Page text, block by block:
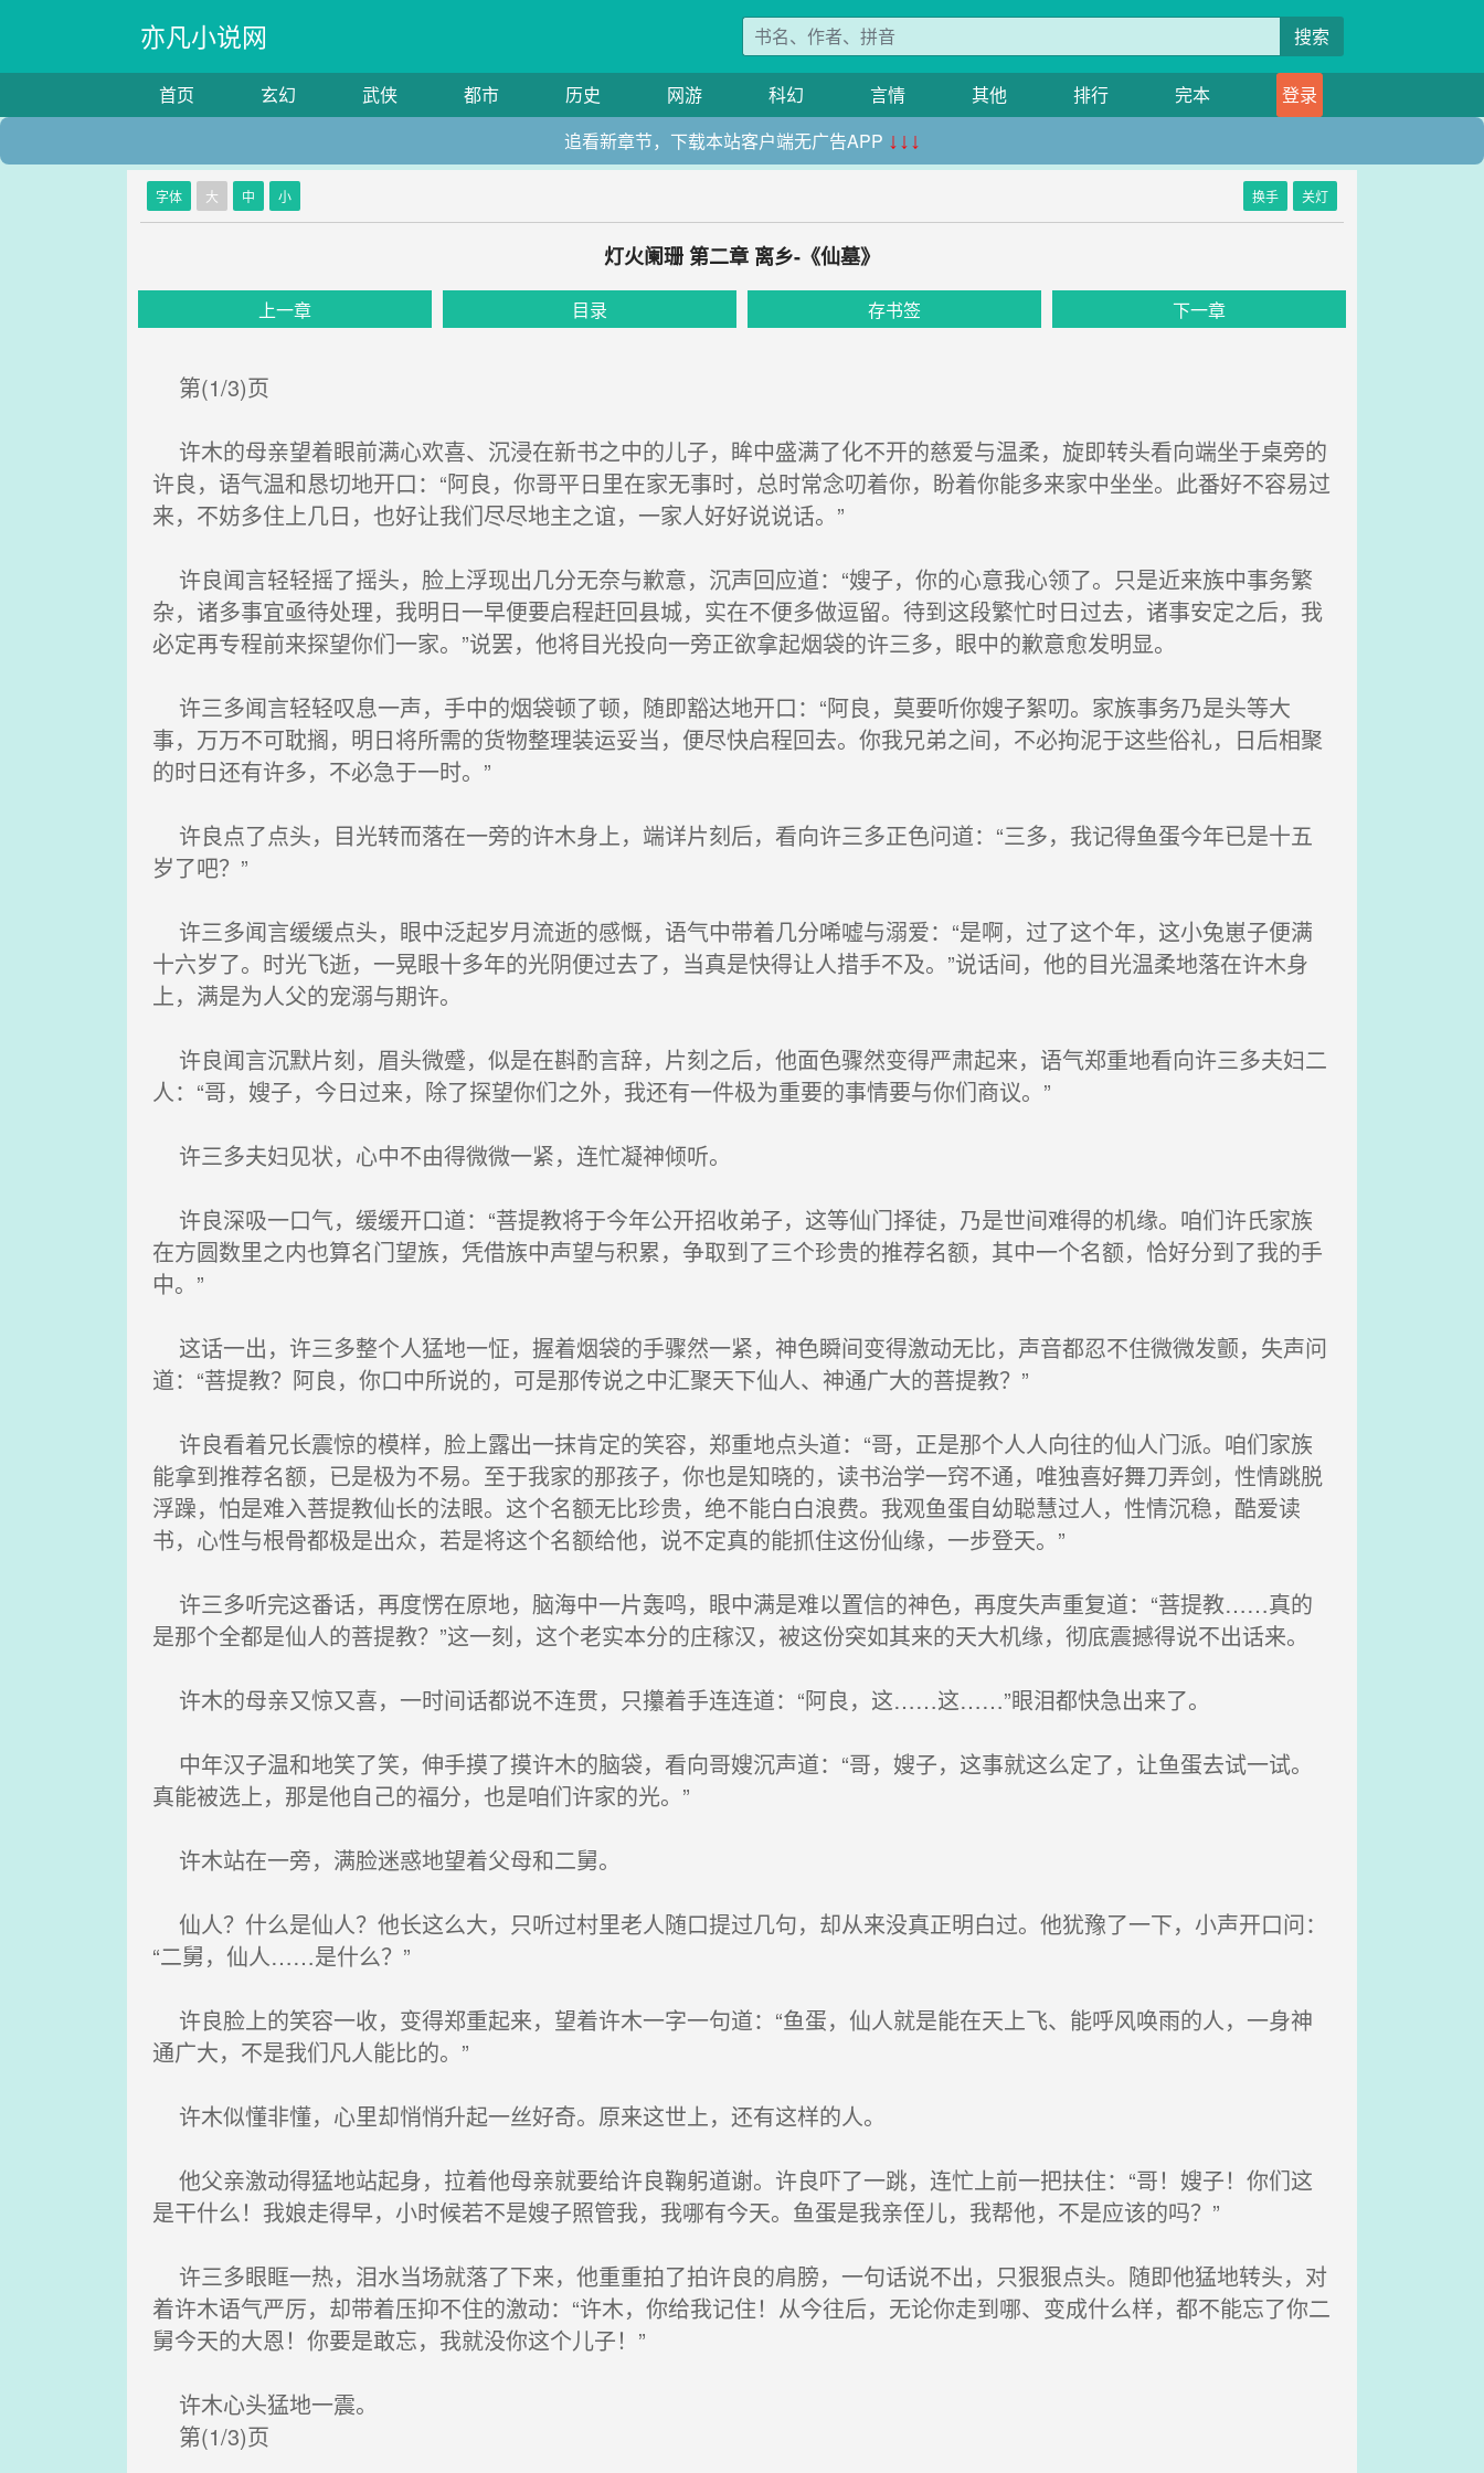
亦凡小说网 搜索
首页 玄幻 武侠 都市 历史 网游 科幻 言情 其他 排行 完本
登录
追看新章节，下载本站客户端无广告APP ↓↓↓
字体 大 中 小 换手 关灯
灯火阑珊 第二章 离乡-《仙墓》
上一章 目录 存书签 下一章
第(1/3)页
许木的母亲望着眼前满心欢喜、沉浸在新书之中的儿子，眸中盛满了化不开的慈爱与温柔，旋即转头看向端坐于桌旁的
许良，语气温和恳切地开口：“阿良，你哥平日里在家无事时，总时常念叨着你，盼着你能多来家中坐坐。此番好不容易过
来，不妨多住上几日，也好让我们尽尽地主之谊，一家人好好说说话。”
许良闻言轻轻摇了摇头，脸上浮现出几分无奈与歉意，沉声回应道：“嫂子，你的心意我心领了。只是近来族中事务繁
杂，诸多事宜亟待处理，我明日一早便要启程赶回县城，实在不便多做逗留。待到这段繁忙时日过去，诸事安定之后，我
必定再专程前来探望你们一家。”说罢，他将目光投向一旁正欲拿起烟袋的许三多，眼中的歉意愈发明显。
许三多闻言轻轻叹息一声，手中的烟袋顿了顿，随即豁达地开口：“阿良，莫要听你嫂子絮叨。家族事务乃是头等大
事，万万不可耽搁，明日将所需的货物整理装运妥当，便尽快启程回去。你我兄弟之间，不必拘泥于这些俗礼，日后相聚
的时日还有许多，不必急于一时。”
许良点了点头，目光转而落在一旁的许木身上，端详片刻后，看向许三多正色问道：“三多，我记得鱼蛋今年已是十五
岁了吧？”
许三多闻言缓缓点头，眼中泛起岁月流逝的感慨，语气中带着几分唏嘘与溺爱：“是啊，过了这个年，这小兔崽子便满
十六岁了。时光飞逝，一晃眼十多年的光阴便过去了，当真是快得让人措手不及。”说话间，他的目光温柔地落在许木身
上，满是为人父的宠溺与期许。
许良闻言沉默片刻，眉头微蹙，似是在斟酌言辞，片刻之后，他面色骤然变得严肃起来，语气郑重地看向许三多夫妇二
人：“哥，嫂子，今日过来，除了探望你们之外，我还有一件极为重要的事情要与你们商议。”
许三多夫妇见状，心中不由得微微一紧，连忙凝神倾听。
许良深吸一口气，缓缓开口道：“菩提教将于今年公开招收弟子，这等仙门择徒，乃是世间难得的机缘。咱们许氏家族
在方圆数里之内也算名门望族，凭借族中声望与积累，争取到了三个珍贵的推荐名额，其中一个名额，恰好分到了我的手
中。”
这话一出，许三多整个人猛地一怔，握着烟袋的手骤然一紧，神色瞬间变得激动无比，声音都忍不住微微发颤，失声问
道：“菩提教？阿良，你口中所说的，可是那传说之中汇聚天下仙人、神通广大的菩提教？”
许良看着兄长震惊的模样，脸上露出一抹肯定的笑容，郑重地点头道：“哥，正是那个人人向往的仙人门派。咱们家族
能拿到推荐名额，已是极为不易。至于我家的那孩子，你也是知晓的，读书治学一窍不通，唯独喜好舞刀弄剑，性情跳脱
浮躁，怕是难入菩提教仙长的法眼。这个名额无比珍贵，绝不能白白浪费。我观鱼蛋自幼聪慧过人，性情沉稳，酷爱读
书，心性与根骨都极是出众，若是将这个名额给他，说不定真的能抓住这份仙缘，一步登天。”
许三多听完这番话，再度愣在原地，脑海中一片轰鸣，眼中满是难以置信的神色，再度失声重复道：“菩提教……真的
是那个全都是仙人的菩提教？”这一刻，这个老实本分的庄稼汉，被这份突如其来的天大机缘，彻底震撼得说不出话来。
许木的母亲又惊又喜，一时间话都说不连贯，只攥着手连连道：“阿良，这……这……”眼泪都快急出来了。
中年汉子温和地笑了笑，伸手摸了摸许木的脑袋，看向哥嫂沉声道：“哥，嫂子，这事就这么定了，让鱼蛋去试一试。
真能被选上，那是他自己的福分，也是咱们许家的光。”
许木站在一旁，满脸迷惑地望着父母和二舅。
仙人？什么是仙人？他长这么大，只听过村里老人随口提过几句，却从来没真正明白过。他犹豫了一下，小声开口问：
“二舅，仙人……是什么？”
许良脸上的笑容一收，变得郑重起来，望着许木一字一句道：“鱼蛋，仙人就是能在天上飞、能呼风唤雨的人，一身神
通广大，不是我们凡人能比的。”
许木似懂非懂，心里却悄悄升起一丝好奇。原来这世上，还有这样的人。
他父亲激动得猛地站起身，拉着他母亲就要给许良鞠躬道谢。许良吓了一跳，连忙上前一把扶住：“哥！嫂子！你们这
是干什么！我娘走得早，小时候若不是嫂子照管我，我哪有今天。鱼蛋是我亲侄儿，我帮他，不是应该的吗？”
许三多眼眶一热，泪水当场就落了下来，他重重拍了拍许良的肩膀，一句话说不出，只狠狠点头。随即他猛地转头，对
着许木语气严厉，却带着压抑不住的激动：“许木，你给我记住！从今往后，无论你走到哪、变成什么样，都不能忘了你二
舅今天的大恩！你要是敢忘，我就没你这个儿子！”
许木心头猛地一震。
第(1/3)页